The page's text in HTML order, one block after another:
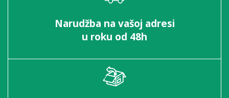
Narudžba na vašoj adresi
u roku od 48h